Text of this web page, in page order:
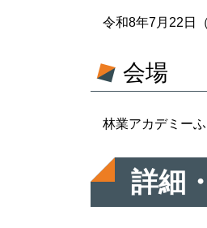
令和8年7月22日
会場
林業アカデミー
詳細